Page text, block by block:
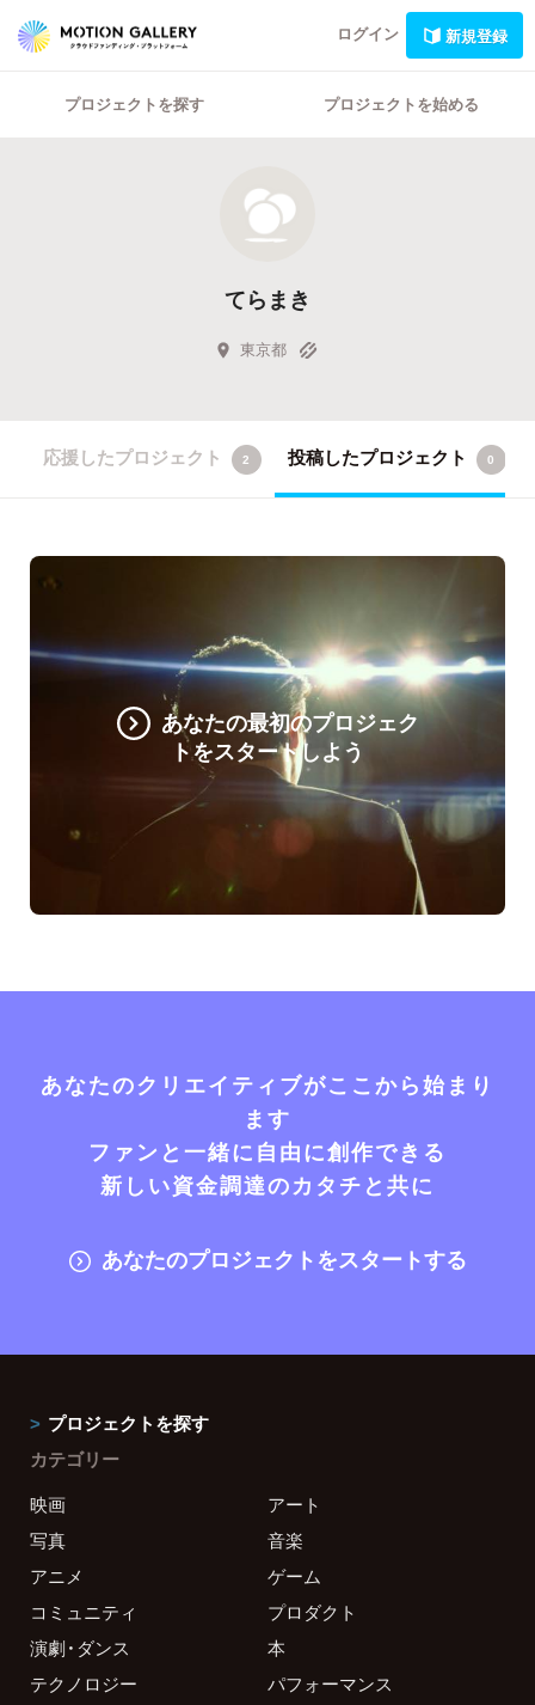
ログイン 新規登録
プロジェクトを探す プロジェクトを始める
てらまき
東京都
応援したプロジェクト 2 投稿したプロジェクト 0
あなたの最初のプロジェク
トをスタートしよう
あなたのクリエイティブがここから始まり
ます
ファンと一緒に自由に創作できる
新しい資金調達のカタチと共に
あなたのプロジェクトをスタートする
プロジェクトを探す
カテゴリー
映画
アート
写真
音楽
アニメ
ゲーム
コミュニティ
プロダクト
演劇・ダンス
本
テクノロジー
パフォーマンス